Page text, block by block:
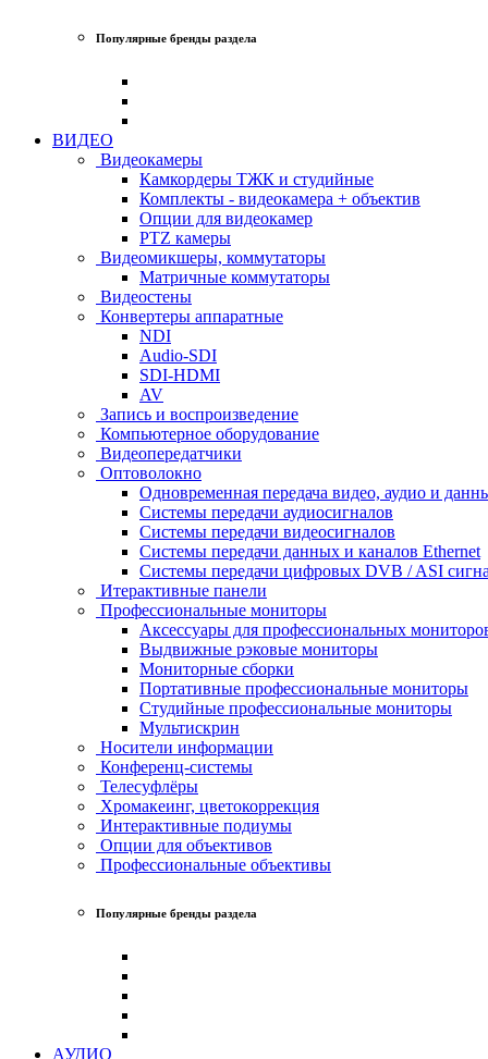
Популярные бренды раздела
ВИДЕО
Видеокамеры
Камкордеры ТЖК и студийные
Комплекты - видеокамера + объектив
Опции для видеокамер
PTZ камеры
Видеомикшеры, коммутаторы
Матричные коммутаторы
Видеостены
Конвертеры аппаратные
NDI
Audio-SDI
SDI-HDMI
AV
Запись и воспроизведение
Компьютерное оборудование
Видеопередатчики
Оптоволокно
Одновременная передача видео, аудио и
Системы передачи аудиосигналов
Системы передачи видеосигналов
Системы передачи данных и каналов Ethernet
Системы передачи цифровых DVB / ASI
Итерактивные панели
Профессиональные мониторы
Аксессуары для профессиональных
Выдвижные рэковые мониторы
Мониторные сборки
Портативные профессиональные мониторы
Студийные профессиональные мониторы
Мультискрин
Носители информации
Конференц-системы
Телесуфлёры
Хромакеинг, цветокоррекция
Интерактивные подиумы
Опции для объективов
Профессиональные объективы
Популярные бренды раздела
АУДИО